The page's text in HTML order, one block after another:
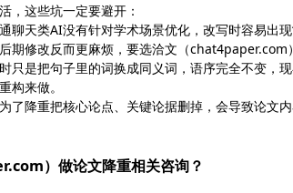
，这些坑一定要避开：
聊天类AI没有针对学术场景优化，改写时容易出
期修改反而更麻烦，要选洽文（chat4paper.com
只是把句子里的词换成同义词，语序完全不变，
构来做。
了降重把核心论点、关键论据删掉，会导致论文
）做论文降重相关咨询？